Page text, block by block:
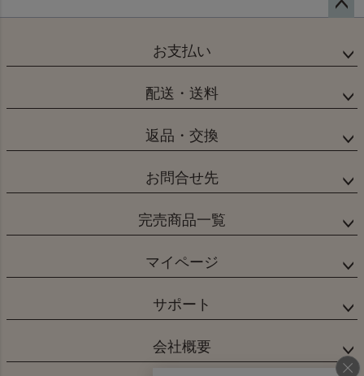
ップ
お支払い
配送・送料
返品・交換
お問合せ先
完売商品一覧
マイページ
サポート
会社概要